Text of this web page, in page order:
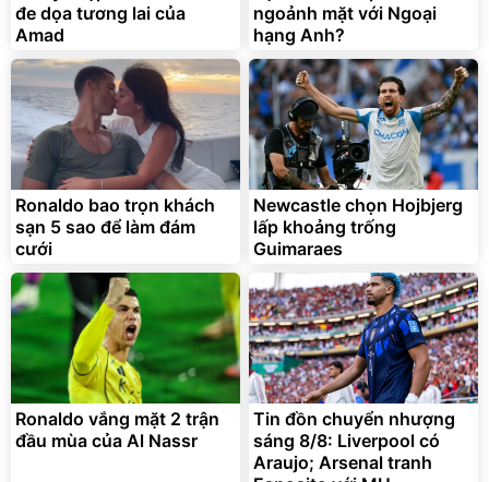
Đã bán nhiều
đe dọa tương lai của
Amad
ngoảnh mặt với Ngoại
hạng Anh?
Ronaldo bao trọn khách
sạn 5 sao để làm đám
cưới
Newcastle chọn Hojbjerg
lấp khoảng trống
Guimaraes
Ronaldo vắng mặt 2 trận
đầu mùa của Al Nassr
Tin đồn chuyển nhượng
sáng 8/8: Liverpool có
Araujo; Arsenal tranh